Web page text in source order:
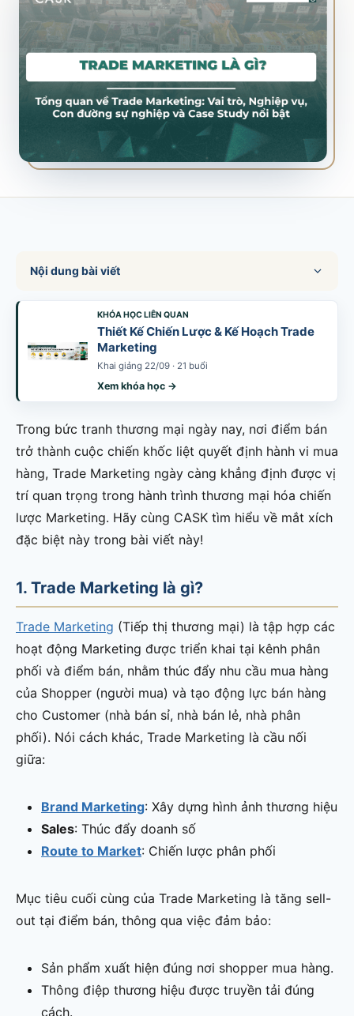
SALES & DISTRIBUTION
Modern Trade Key Account Management
Quản trị khách hàng trọng điểm kênh hiện đại
Design Winning Ecommerce Channel
Chiến lược kênh thương mại điện tử
LỊCH HỌC
Nội dung bài viết
KHÓA HỌC LIÊN QUAN
Thiết Kế Chiến Lược & Kế Hoạch Trade
Marketing
Khai giảng 22/09 · 21 buổi
Xem khóa học →
Trong bức tranh thương mại ngày nay, nơi điểm bán
trở thành cuộc chiến khốc liệt quyết định hành vi mua
hàng, Trade Marketing ngày càng khẳng định được vị
trí quan trọng trong hành trình thương mại hóa chiến
lược Marketing. Hãy cùng CASK tìm hiểu về mắt xích
đặc biệt này trong bài viết này!
1. Trade Marketing là gì?
Trade Marketing (Tiếp thị thương mại) là tập hợp các
hoạt động Marketing được triển khai tại kênh phân
phối và điểm bán, nhằm thúc đẩy nhu cầu mua hàng
của Shopper (người mua) và tạo động lực bán hàng
cho Customer (nhà bán sỉ, nhà bán lẻ, nhà phân
phối). Nói cách khác, Trade Marketing là cầu nối
giữa:
Brand Marketing: Xây dựng hình ảnh thương hiệu
Sales: Thúc đẩy doanh số
Route to Market: Chiến lược phân phối
Mục tiêu cuối cùng của Trade Marketing là tăng sell-
out tại điểm bán, thông qua việc đảm bảo:
Sản phẩm xuất hiện đúng nơi shopper mua hàng.
Thông điệp thương hiệu được truyền tải đúng
cách.